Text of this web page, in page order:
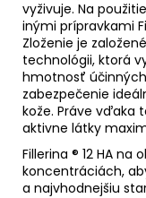
vyživuje. Na
inými prípravkami
Zloženie je
technológii, ktorá
hmotnosť
zabezpečenie
kože. Práve vďaka
aktivne látky
Fillerina ® 12 HA na
koncentráciách,
a najvhodnejšiu